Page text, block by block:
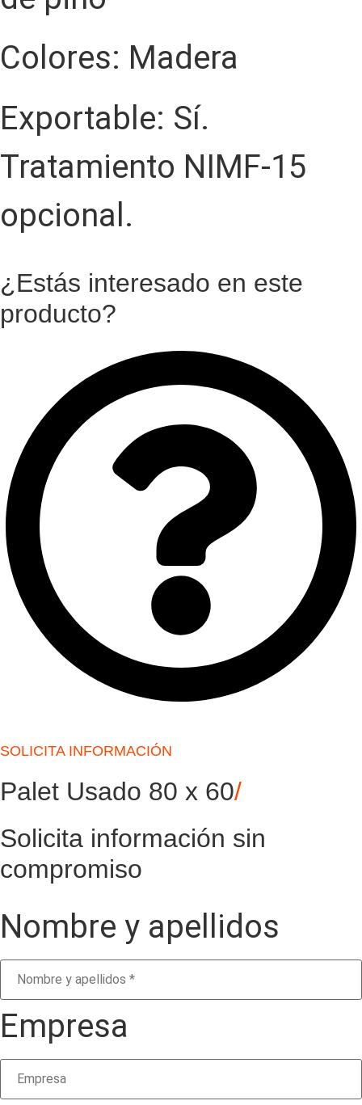
Colores: Madera
Exportable: Sí.
Tratamiento NIMF-15
opcional.
¿Estás interesado en este
producto?
SOLICITA INFORMACIÓN
Palet Usado 80 x 60/
Solicita información sin
compromiso
Nombre y apellidos
Empresa